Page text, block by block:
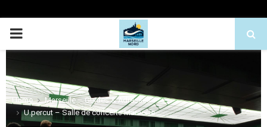
PRIMARY
Home
Marseille – Guides & Adresses
U.percut – Salle de concerts Marseille